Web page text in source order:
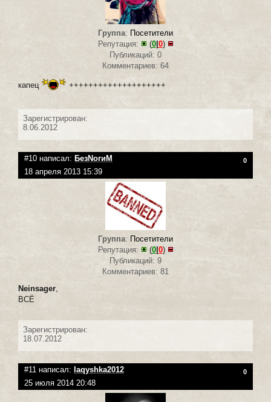
Группа: Посетители
Репутация:
(0| 0)
Публикаций: 0
Комментариев: 64
капец ++++++++++++++++++++
Зарегистрирован:
8.06.2012
#10 написал: БезNoгиМ 0
18 апреля 2013 15:39
Группа: Посетители
Репутация:
(0| 0)
Публикаций: 9
Комментариев: 81
Neinsager,
ВСЁ
Зарегистрирован:
18.07.2012
#11 написал: laqyshka2012 0
25 июля 2014 20:48